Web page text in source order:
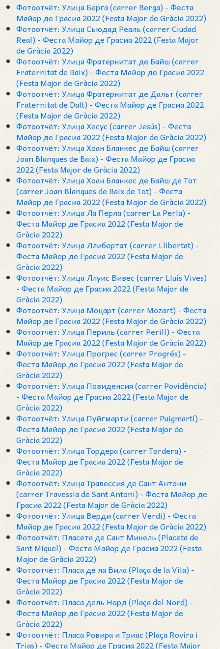
Фотоотчёт: Улица Берга (carrer Berga) - Феста
Майор де Грасиа 2022 (Festa Major de Gràcia 2022)
Фотоотчёт: Улица Сьюдад Реаль (carrer Ciudad
Real) - Феста Майор де Грасиа 2022 (Festa Major
de Gràcia 2022)
Фотоотчёт: Улица Фратернитат де Байш (carrer
Fraternitat de Baix) - Феста Майор де Грасиа 2022
(Festa Major de Gràcia 2022)
Фотоотчёт: Улица Фратернитат де Дальт (carrer
Fraternitat de Dalt) - Феста Майор де Грасиа 2022
(Festa Major de Gràcia 2022)
Фотоотчёт: Улица Хесус (carrer Jesús) - Феста
Майор де Грасиа 2022 (Festa Major de Gràcia 2022)
Фотоотчёт: Улица Хоан Бланкес де Байш (carrer
Joan Blanques de Baix) - Феста Майор де Грасиа
2022 (Festa Major de Gràcia 2022)
Фотоотчёт: Улица Хоан Бланкес де Байш де Тот
(carrer Joan Blanques de Baix de Tot) - Феста
Майор де Грасиа 2022 (Festa Major de Gràcia 2022)
Фотоотчёт: Улица Ла Перла (carrer La Perla) -
Феста Майор де Грасиа 2022 (Festa Major de
Gràcia 2022)
Фотоотчёт: Улица Ллибертат (carrer Llibertat) -
Феста Майор де Грасиа 2022 (Festa Major de
Gràcia 2022)
Фотоотчёт: Улица Ллуис Вивес (carrer Lluís Vives)
- Феста Майор де Грасиа 2022 (Festa Major de
Gràcia 2022)
Фотоотчёт: Улица Моцарт (carrer Mozart) - Феста
Майор де Грасиа 2022 (Festa Major de Gràcia 2022)
Фотоотчёт: Улица Периль (carrer Perill) - Феста
Майор де Грасиа 2022 (Festa Major de Gràcia 2022)
Фотоотчёт: Улица Прогрес (carrer Progrés) -
Феста Майор де Грасиа 2022 (Festa Major de
Gràcia 2022)
Фотоотчёт: Улица Повиденсия (carrer Povidència)
- Феста Майор де Грасиа 2022 (Festa Major de
Gràcia 2022)
Фотоотчёт: Улица Пуйгмарти (carrer Puigmartí) -
Феста Майор де Грасиа 2022 (Festa Major de
Gràcia 2022)
Фотоотчёт: Улица Тордера (carrer Tordera) -
Феста Майор де Грасиа 2022 (Festa Major de
Gràcia 2022)
Фотоотчёт: Улица Травессия де Сант Антони
(carrer Travessia de Sant Antoni) - Феста Майор де
Грасиа 2022 (Festa Major de Gràcia 2022)
Фотоотчёт: Улица Верди (carrer Verdi) - Феста
Майор де Грасиа 2022 (Festa Major de Gràcia 2022)
Фотоотчёт: Пласета де Сант Микель (Placeta de
Sant Miquel) - Феста Майор де Грасиа 2022 (Festa
Major de Gràcia 2022)
Фотоотчёт: Пласа де ла Вила (Plaça de la Vila) -
Феста Майор де Грасиа 2022 (Festa Major de
Gràcia 2022)
Фотоотчёт: Пласа дель Норд (Plaça del Nord) -
Феста Майор де Грасиа 2022 (Festa Major de
Gràcia 2022)
Фотоотчёт: Пласа Ровира и Триас (Plaça Rovira i
Trias) - Феста Майор де Грасиа 2022 (Festa Major